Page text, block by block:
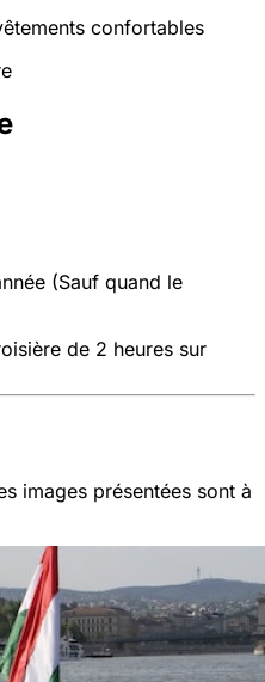
confortables
(Sauf quand le
de 2 heures sur
images présentées sont à